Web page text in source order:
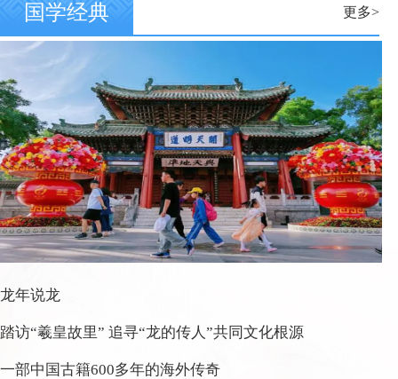
国学经典 更多>
龙年说龙
踏访“羲皇故里” 追寻“龙的传人”共同文化根源
一部中国古籍600多年的海外传奇